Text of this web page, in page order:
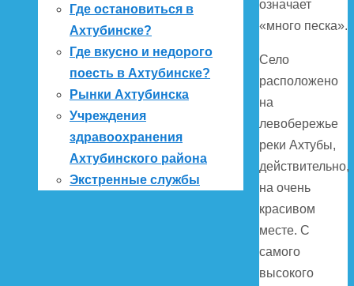
означает
«много песка».
Село
расположено
на
левобережье
реки Ахтубы,
действительно,
на очень
красивом
месте. С
самого
высокого
Где остановиться в
Ахтубинске?
Где вкусно и недорого
поесть в Ахтубинске?
Рынки Ахтубинска
Учреждения
здравоохранения
Ахтубинского района
Экстренные службы